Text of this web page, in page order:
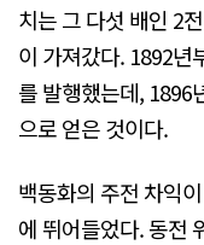
치는 그 다섯 배인 2
이 가져갔다. 1892년
를 발행했는데, 1896
으로 얻은 것이다.
백동화의 주전 차익
에 뛰어들었다. 동전